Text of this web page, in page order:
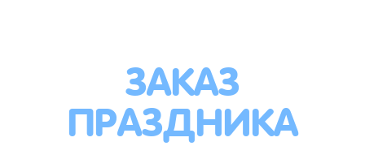
ЗАКАЗ
ПРАЗДНИКА